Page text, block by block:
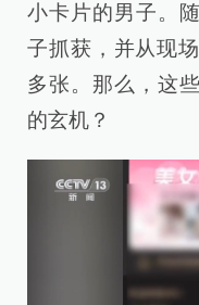
小卡片的男子。
子抓获，并从现
多张。那么，这
的玄机？